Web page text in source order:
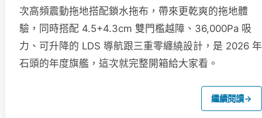
次高頻震動拖地搭配鎖水拖布，帶來更乾爽的拖地體
驗，同時搭配 4.5+4.3cm 雙門檻越障、36,000Pa 吸
力、可升降的 LDS 導航跟三重零纏繞設計，是 2026 年
石頭的年度旗艦，這次就完整開箱給大家看。
繼續閱讀→